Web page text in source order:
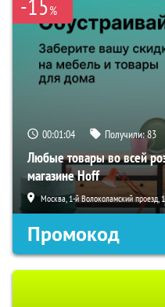
%
00:01:03 Получили:83
Любые товары во всей
магазине Hoff
Москва, 1-й Волоколамский проезд,
Промокод